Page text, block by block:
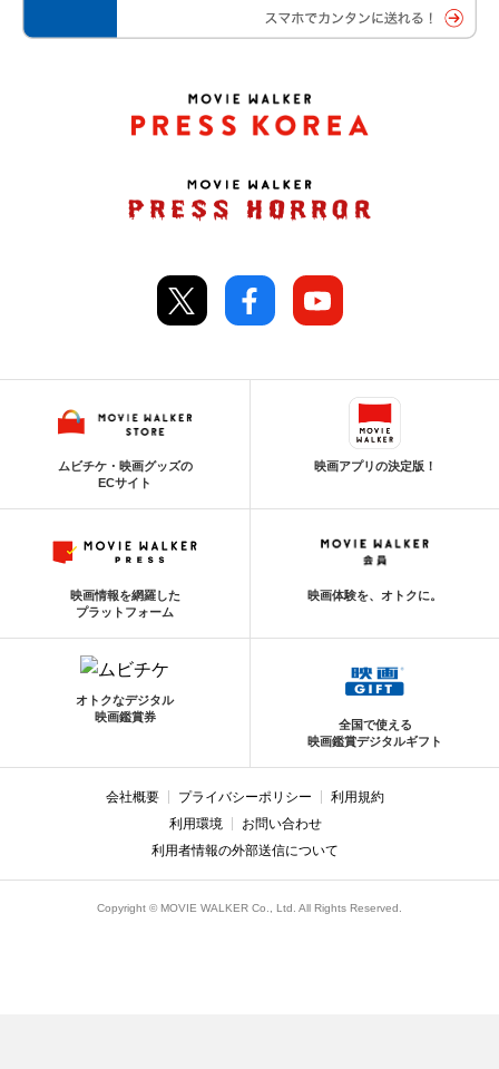
ムビチケ・映画グッズの
ECサイト
映画アプリの決定版！
映画情報を網羅した
プラットフォーム
映画体験を、オトクに。
オトクなデジタル
映画鑑賞券
全国で使える
映画鑑賞デジタルギフト
会社概要 プライバシーポリシー
利用規約
利用環境
お問い合わせ
利用者情報の外部送信について
Copyright © MOVIE WALKER Co., Ltd. All Rights Reserved.